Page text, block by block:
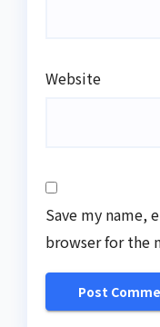
Website
Save my name,
browser for the